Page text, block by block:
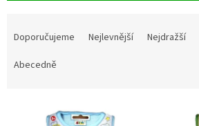
Doporučujeme Nejlevnější Nejdražší
Abecedně